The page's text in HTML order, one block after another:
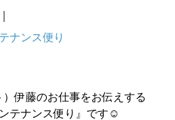
ナンス便り
伊藤のお仕事をお伝えする
テナンス便り』です☺︎